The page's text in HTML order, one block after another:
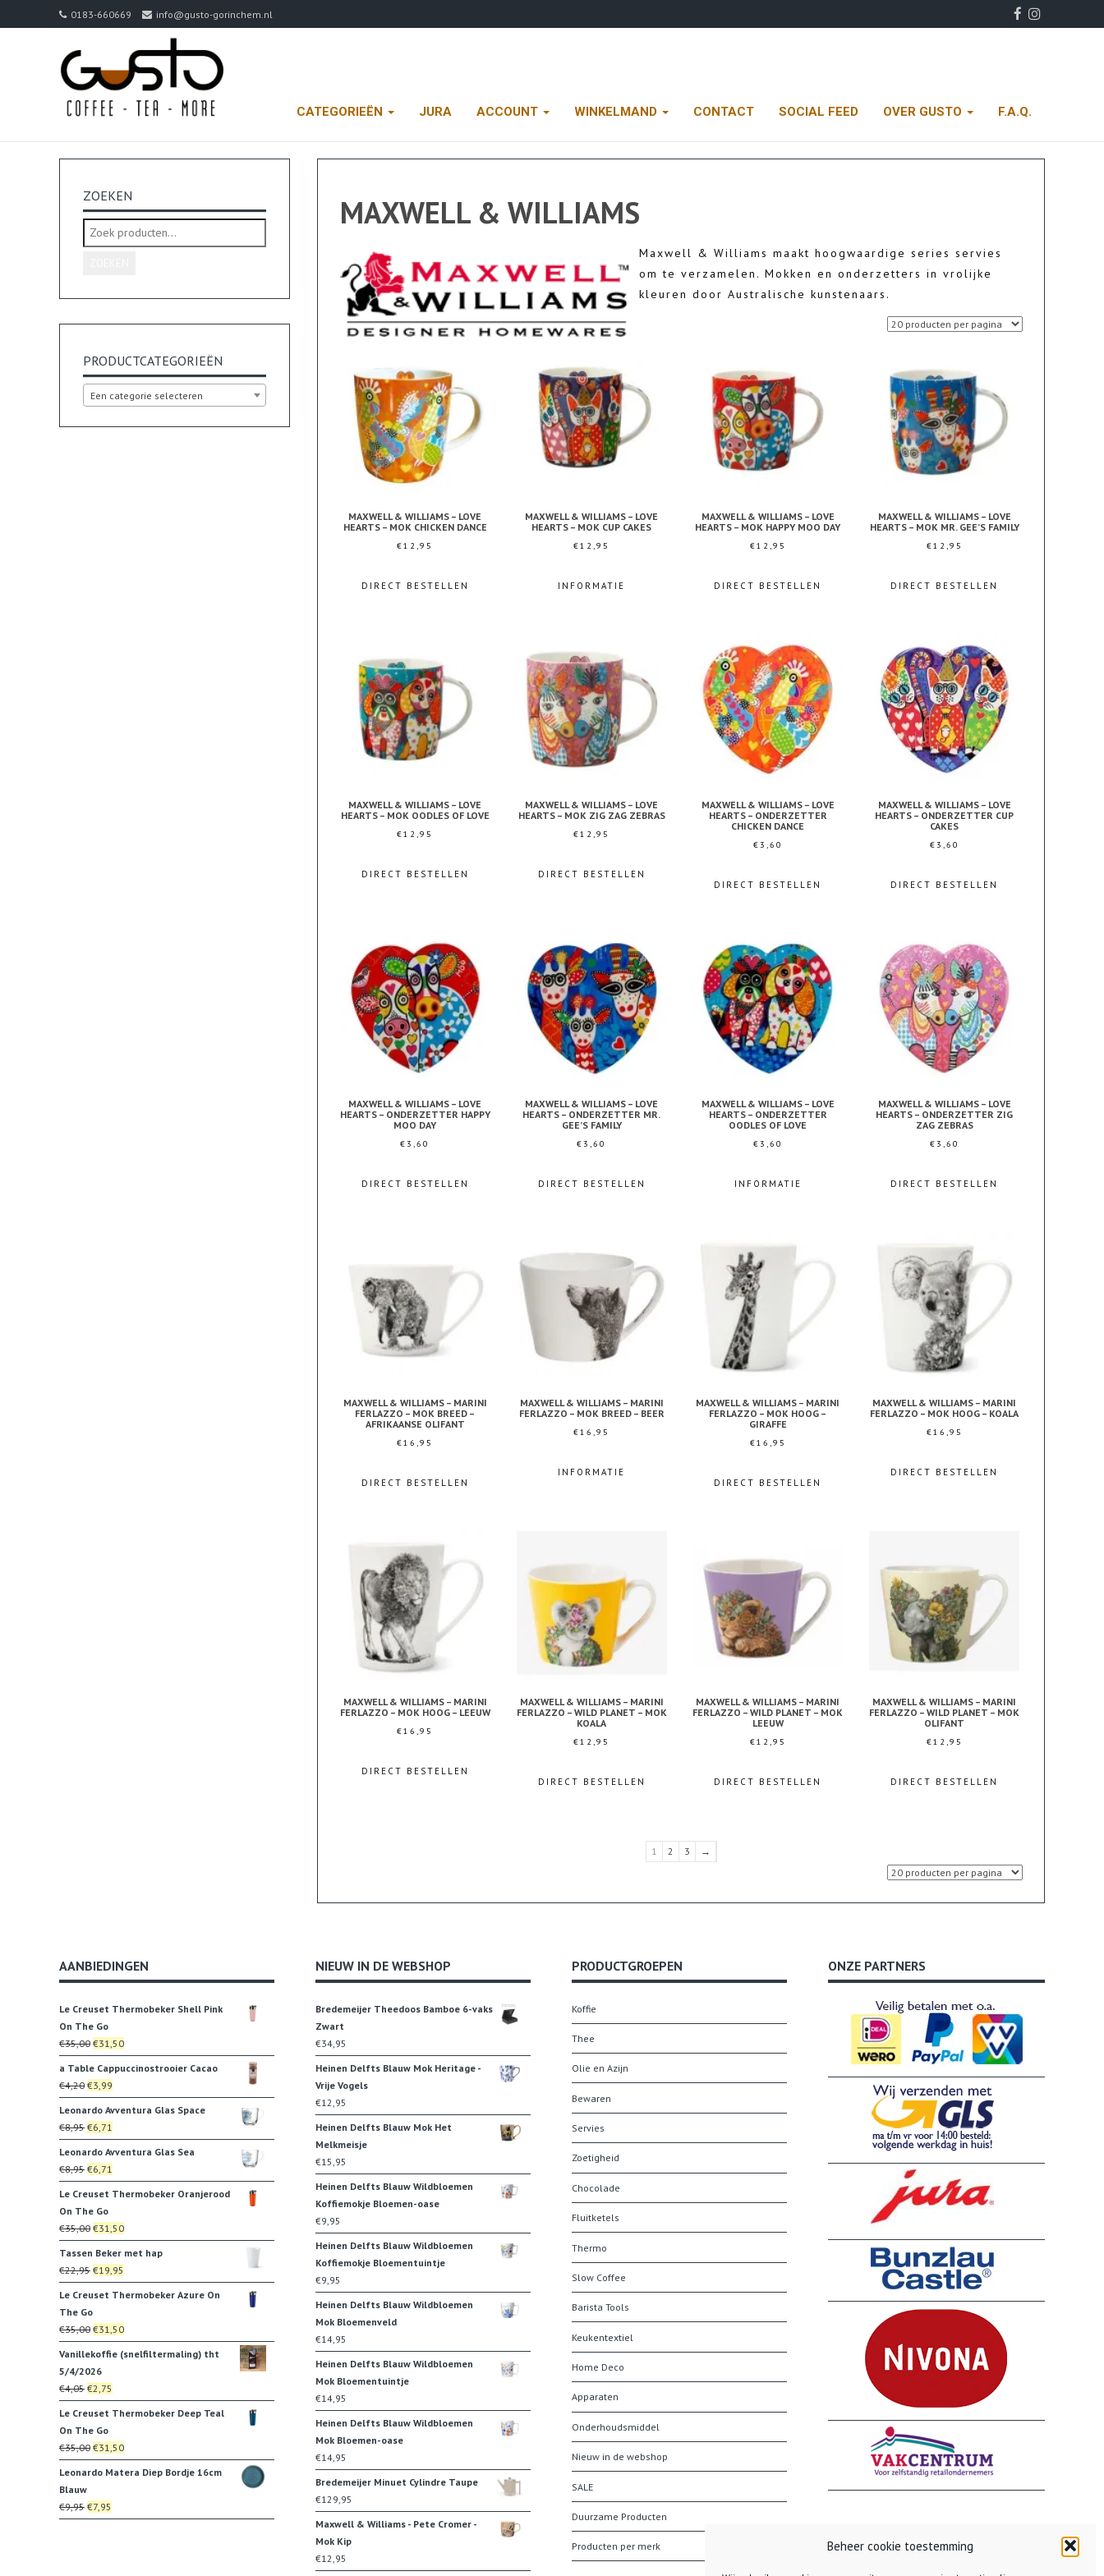
Beheer cookie toestemming
0183-660669 info@gusto-gorinchem.nl
CATEGORIEËN JURA ACCOUNT WINKELMAND CONTACT SOCIAL FEED OVER GUSTO F.A.Q.
MAXWELL & WILLIAMS
Maxwell & Williams maakt hoogwaardige series servies
om te verzamelen. Mokken en onderzetters in vrolijke
kleuren door Australische kunstenaars.
MAXWELL & WILLIAMS – LOVE
HEARTS – MOK CHICKEN DANCE
€12,95
DIRECT BESTELLEN
MAXWELL & WILLIAMS – LOVE
HEARTS – MOK CUP CAKES
€12,95
INFORMATIE
MAXWELL & WILLIAMS – LOVE
HEARTS – MOK HAPPY MOO DAY
€12,95
DIRECT BESTELLEN
MAXWELL & WILLIAMS – LOVE
HEARTS – MOK MR. GEE’S FAMILY
€12,95
DIRECT BESTELLEN
MAXWELL & WILLIAMS – LOVE
HEARTS – MOK OODLES OF LOVE
€12,95
DIRECT BESTELLEN
MAXWELL & WILLIAMS – LOVE
HEARTS – MOK ZIG ZAG ZEBRAS
€12,95
DIRECT BESTELLEN
MAXWELL & WILLIAMS – LOVE
HEARTS – ONDERZETTER
CHICKEN DANCE
€3,60
DIRECT BESTELLEN
MAXWELL & WILLIAMS – LOVE
HEARTS – ONDERZETTER CUP
CAKES
€3,60
DIRECT BESTELLEN
MAXWELL & WILLIAMS – LOVE
HEARTS – ONDERZETTER HAPPY
MOO DAY
€3,60
DIRECT BESTELLEN
MAXWELL & WILLIAMS – LOVE
HEARTS – ONDERZETTER MR.
GEE’S FAMILY
€3,60
DIRECT BESTELLEN
MAXWELL & WILLIAMS – LOVE
HEARTS – ONDERZETTER
OODLES OF LOVE
€3,60
INFORMATIE
MAXWELL & WILLIAMS – LOVE
HEARTS – ONDERZETTER ZIG
ZAG ZEBRAS
€3,60
DIRECT BESTELLEN
MAXWELL & WILLIAMS – MARINI
FERLAZZO – MOK BREED –
AFRIKAANSE OLIFANT
€16,95
DIRECT BESTELLEN
MAXWELL & WILLIAMS – MARINI
FERLAZZO – MOK BREED – BEER
€16,95
INFORMATIE
MAXWELL & WILLIAMS – MARINI
FERLAZZO – MOK HOOG –
GIRAFFE
€16,95
DIRECT BESTELLEN
MAXWELL & WILLIAMS – MARINI
FERLAZZO – MOK HOOG – KOALA
€16,95
DIRECT BESTELLEN
MAXWELL & WILLIAMS – MARINI
FERLAZZO – MOK HOOG – LEEUW
€16,95
DIRECT BESTELLEN
MAXWELL & WILLIAMS – MARINI
FERLAZZO – WILD PLANET – MOK
KOALA
€12,95
DIRECT BESTELLEN
MAXWELL & WILLIAMS – MARINI
FERLAZZO – WILD PLANET – MOK
LEEUW
€12,95
DIRECT BESTELLEN
MAXWELL & WILLIAMS – MARINI
FERLAZZO – WILD PLANET – MOK
OLIFANT
€12,95
DIRECT BESTELLEN
1 2 3 →
ZOEKEN
Zoeken
naar:
PRODUCTCATEGORIEËN
Een categorie selecteren
AANBIEDINGEN
Le Creuset Thermobeker Shell Pink
On The Go
€35,00 Oorspronkelijke
prijs
was:
€35,00.
€31,50Huidige
prijs
a Table Cappuccinostrooier Cacao
€4,20 Oorspronkelijke
prijs
was:
€4,20.
€3,99
prijs
is:
€3,99.
Leonardo Avventura Glas Space
€8,95 Oorspronkelijke
prijs
was:
€8,95.
€6,71
prijs
is:
€6,71.
Leonardo Avventura Glas Sea
€8,95 Oorspronkelijke
prijs
€8,95.
€6,71
prijs
€6,71.
Le Creuset Thermobeker Oranjerood
On The Go
€35,00 Oorspronkelijke
prijs
was:
€35,00.
€31,50Huidige
prijs
is:
€31,50.
Tassen Beker met hap
€22,95 Oorspronkelijke
prijs
€22,95.
€19,95
prijs
€19,95.
Le Creuset Thermobeker Azure On
The Go
€35,00 Oorspronkelijke
prijs
€35,00.
€31,50Huidige
prijs
Vanillekoffie (snelfiltermaling) tht
5/4/2026
€4,05 Oorspronkelijke
prijs
€4,05.
€2,75
prijs
€2,75.
Le Creuset Thermobeker Deep Teal
On The Go
€35,00 Oorspronkelijke
prijs
€35,00.
€31,50Huidige
prijs
Leonardo Matera Diep Bordje 16cm
Blauw
€9,95 Oorspronkelijke
prijs
€7,95
prijs
NIEUW IN DE WEBSHOP
Bredemeijer Theedoos Bamboe 6-vaks
Zwart
€34,95
Heinen Delfts Blauw Mok Heritage -
Vrije Vogels
€12,95
Heinen Delfts Blauw Mok Het
Melkmeisje
€15,95
Heinen Delfts Blauw Wildbloemen
Koffiemokje Bloemen-oase
€9,95
Heinen Delfts Blauw Wildbloemen
Koffiemokje Bloementuintje
€9,95
Heinen Delfts Blauw Wildbloemen
Mok Bloemenveld
€14,95
Heinen Delfts Blauw Wildbloemen
Mok Bloementuintje
€14,95
Heinen Delfts Blauw Wildbloemen
Mok Bloemen-oase
€14,95
Bredemeijer Minuet Cylindre Taupe
€129,95
Maxwell & Williams - Pete Cromer -
Mok Kip
€12,95
PRODUCTGROEPEN
Koffie
Thee
Olie en Azijn
Bewaren
Servies
Zoetigheid
Chocolade
Fluitketels
Thermo
Slow Coffee
Barista Tools
Keukentextiel
Home Deco
Apparaten
Onderhoudsmiddel
Nieuw in de webshop
SALE
Duurzame Producten
Producten per merk
ONZE PARTNERS